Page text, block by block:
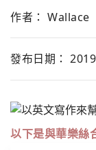
作者： Wallace
發布日期：
以下是與華樂絲